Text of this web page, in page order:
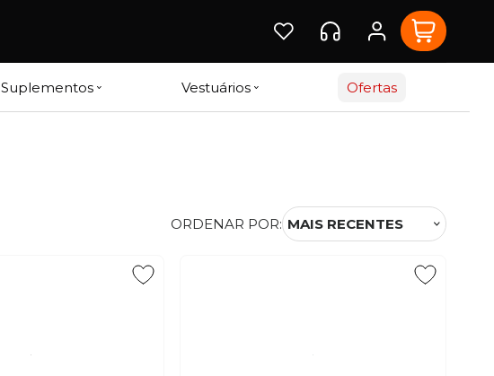
Suplementos Vestuários Ofertas
ORDENAR POR: MAIS RECENTES